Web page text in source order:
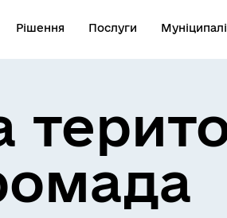
Рішення Послуги
Телефони екстрених